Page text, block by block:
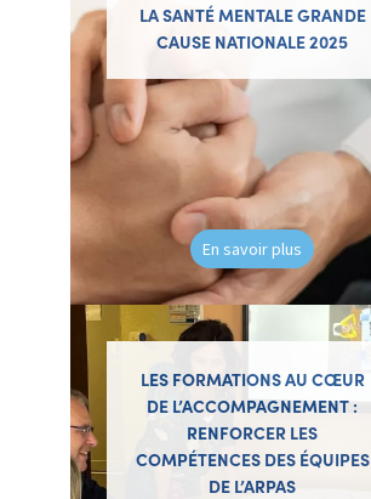
LA SANTÉ MENTALE GRANDE
CAUSE NATIONALE 2025
En savoir plus
LES FORMATIONS AU CŒUR
DE L’ACCOMPAGNEMENT :
RENFORCER LES
COMPÉTENCES DES ÉQUIPES
DE L’ARPAS